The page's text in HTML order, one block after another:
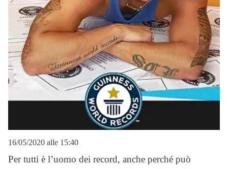
16/05/2020 alle 15:40
Per tutti è l’uomo dei record, anche perché può